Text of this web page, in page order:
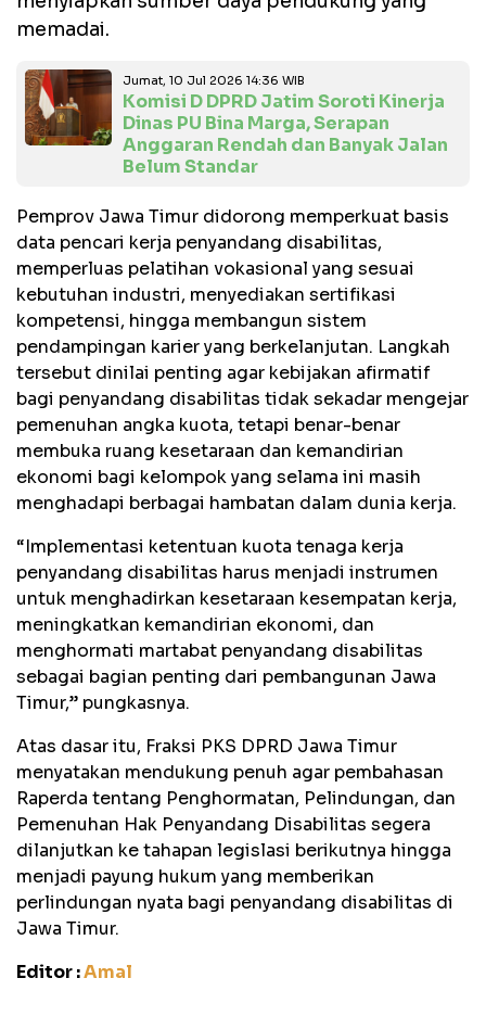
memadai.
Jumat, 10 Jul 2026 14:36 WIB
Komisi D DPRD Jatim Soroti Kinerja
Dinas PU Bina Marga, Serapan
Anggaran Rendah dan Banyak Jalan
Belum Standar
Pemprov Jawa Timur didorong memperkuat basis
data pencari kerja penyandang disabilitas,
memperluas pelatihan vokasional yang sesuai
kebutuhan industri, menyediakan sertifikasi
kompetensi, hingga membangun sistem
pendampingan karier yang berkelanjutan. Langkah
tersebut dinilai penting agar kebijakan afirmatif
bagi penyandang disabilitas tidak sekadar mengejar
pemenuhan angka kuota, tetapi benar-benar
membuka ruang kesetaraan dan kemandirian
ekonomi bagi kelompok yang selama ini masih
menghadapi berbagai hambatan dalam dunia kerja.
“Implementasi ketentuan kuota tenaga kerja
penyandang disabilitas harus menjadi instrumen
untuk menghadirkan kesetaraan kesempatan kerja,
meningkatkan kemandirian ekonomi, dan
menghormati martabat penyandang disabilitas
sebagai bagian penting dari pembangunan Jawa
Timur,” pungkasnya.
Atas dasar itu, Fraksi PKS DPRD Jawa Timur
menyatakan mendukung penuh agar pembahasan
Raperda tentang Penghormatan, Pelindungan, dan
Pemenuhan Hak Penyandang Disabilitas segera
dilanjutkan ke tahapan legislasi berikutnya hingga
menjadi payung hukum yang memberikan
perlindungan nyata bagi penyandang disabilitas di
Jawa Timur.
Editor :Amal